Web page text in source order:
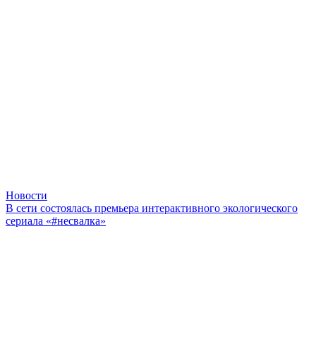
Новости
В сети состоялась премьера интерактивного экологического
сериала «#несвалка»